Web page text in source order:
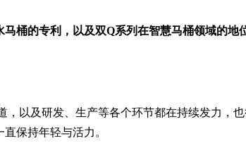
桶的专利，以及双Q系列在智慧马桶领域的
，以及研发、生产等各个环节都在持续发力
保持年轻与活力。